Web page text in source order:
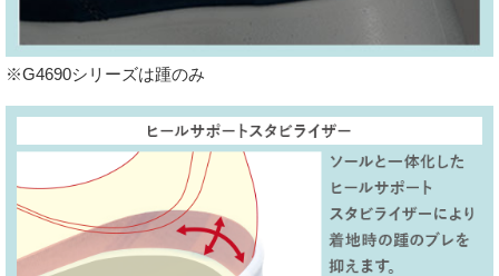
※G4690シリーズは踵のみ